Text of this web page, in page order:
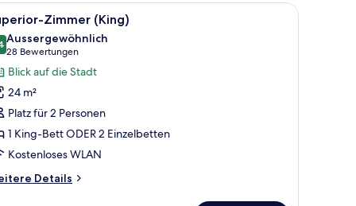
durch das Fenster.
einem Schreibtisch, einem Sessel, einer Lampe und einem Gemälde.
Ein modernes Hotelzimmer mit Bett,
12 Zimmer (King)
von 10
Aussergewöhnlich
28 Bewertungen
(28
Bewertungen)
Blick auf die Stadt
24 m²
Platz für 2 Personen
1 King-Bett ODER 2 Einzelbetten
Kostenloses WLAN
Details